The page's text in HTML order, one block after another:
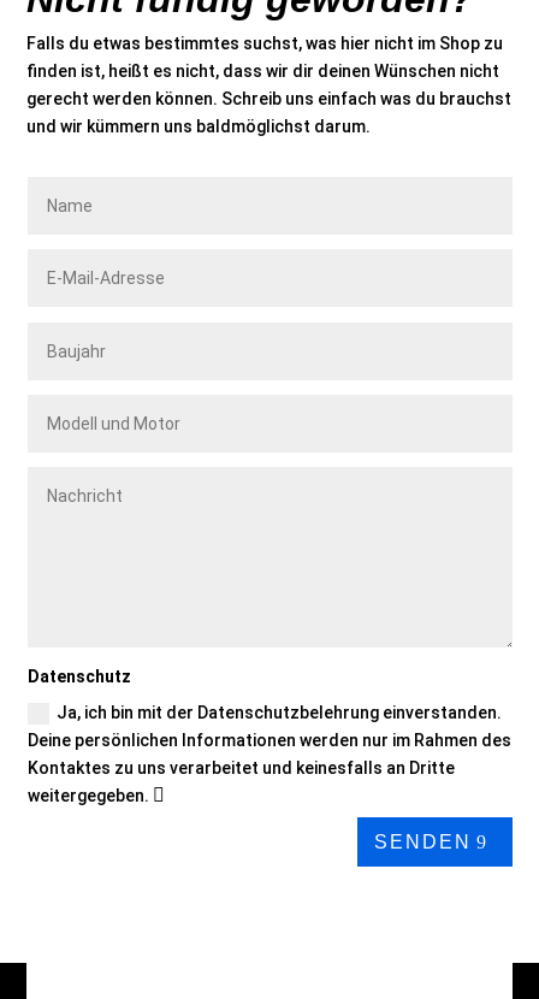
Falls du etwas bestimmtes suchst, was hier nicht im Shop zu
finden ist, heißt es nicht, dass wir dir deinen Wünschen nicht
gerecht werden können. Schreib uns einfach was du brauchst
und wir kümmern uns baldmöglichst darum.
Datenschutz
Ja, ich bin mit der Datenschutzbelehrung einverstanden.
Deine persönlichen Informationen werden nur im Rahmen des
Kontaktes zu uns verarbeitet und keinesfalls an Dritte
weitergegeben.
SENDEN